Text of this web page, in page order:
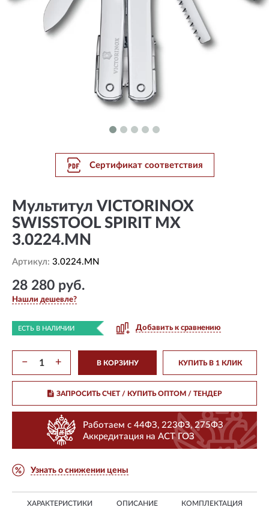
Сертификат соответствия
Мультитул VICTORINOX
SWISSTOOL SPIRIT MX
3.0224.MN
Артикул: 3.0224.MN
28 280 руб.
Нашли дешевле?
ЕСТЬ В НАЛИЧИИ Добавить к сравнению
− + В КОРЗИНУ КУПИТЬ В 1 КЛИК
ЗАПРОСИТЬ СЧЕТ / КУПИТЬ ОПТОМ/ ТЕНДЕР
Работаем с 44ФЗ, 223ФЗ, 275ФЗ
Аккредитация на АСТ ГОЗ
Узнать о снижении цены
ХАРАКТЕРИСТИКИ ОПИСАНИЕ КОМПЛЕКТАЦИЯ